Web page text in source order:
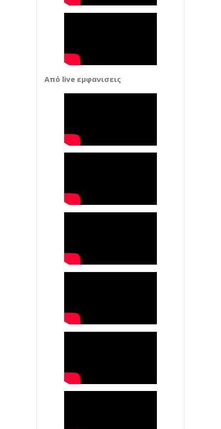
Από live εμφανισεις